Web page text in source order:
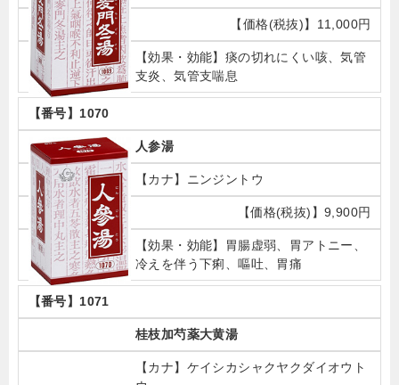
11,000円
痰の切れにくい咳、気管
支炎、気管支喘息
1070
人参湯
ニンジントウ
9,900円
胃腸虚弱、胃アトニー、
冷えを伴う下痢、嘔吐、胃痛
1071
桂枝加芍薬大黄湯
ケイシカシャクヤクダイオウト